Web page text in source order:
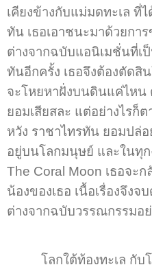
เคียงข้างกับแม่มดทะเล ที่
ทัน เธอเอาชนะมาด้วยกา
ต่างจากฉบับแอนิเมชั่นที่เ
ทันอีกครั้ง เธอจึงต้องตัดสิ
จะโหยหาฝั่งบนดินแค่ไหน
ยอมเสียสละ แต่อย่างไรก็
หวัง ราชาไทรทัน ยอมปล่
อยู่บนโลกมนุษย์ และในทุ
The Coral Moon เธอจะ
น้องของเธอ เนื้อเรื่องจึง
ต่างจากฉบับวรรณกรรมอ
โลกใต้ท้องทะเล กับโ